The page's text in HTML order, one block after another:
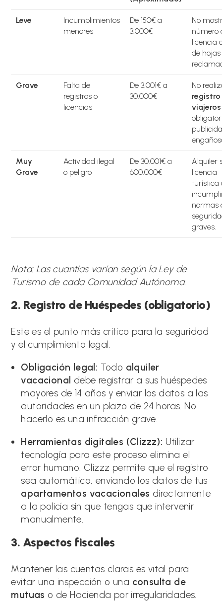
Leve
Incumplimientos
menores
De 150€ a
3.000€
No
número
licencia
de
Grave
Falta de
registros o
licencias
De 3.001€ a
30.000€
No
viajeros
Muy
Grave
Actividad ilegal
o peligro
De 30.001€ a
600.000€
Alquiler
licencia
turística
normas
graves.
Nota: Las cuantías varían según la Ley de
Turismo de cada Comunidad Autónoma.
2. Registro de Huéspedes (obligatorio)
Este es el punto más crítico para la seguridad
y el cumplimiento legal.
Obligación legal: Todo alquiler
vacacional debe registrar a sus huéspedes
mayores de 14 años y enviar los datos a las
autoridades en un plazo de 24 horas. No
hacerlo es una infracción grave.
Herramientas digitales (Clizzz): Utilizar
tecnología para este proceso elimina el
error humano. Clizzz permite que el registro
sea automático, enviando los datos de tus
apartamentos vacacionales directamente
a la policía sin que tengas que intervenir
manualmente.
3. Aspectos fiscales
Mantener las cuentas claras es vital para
evitar una inspección o una consulta de
mutuas o de Hacienda por irregularidades.